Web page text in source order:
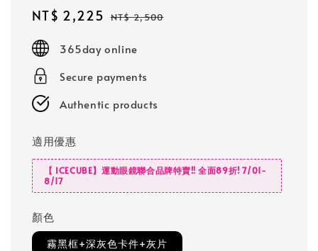
Sale
NT$ 2,225 Regular
NT$ 2,500
365day online
Secure payments
Authentic products
適用優惠
【 ICECUBE】運動眼鏡聯合品牌特賣‼️ 全面89折! 7/01-
8/17
顏色
霧黑框+深灰色卡件+灰片